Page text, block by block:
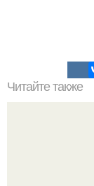
Читайте также